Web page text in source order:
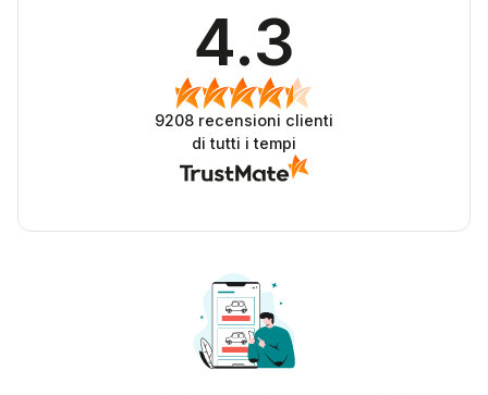
4.3
9208 recensioni clienti
di tutti i tempi